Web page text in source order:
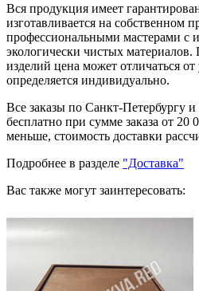
Вся продукция имеет
изготавливается на собственном
профессиональными мастерами с
экологически чистых
изделий цена может отличаться от
определяется индивидуально.
Все заказы по Санкт-Петербургу
бесплатно при сумме заказа от 20
меньше, стоимость доставки
Подробнее в разделе "Доставка"
Вас также могут заинтересовать: